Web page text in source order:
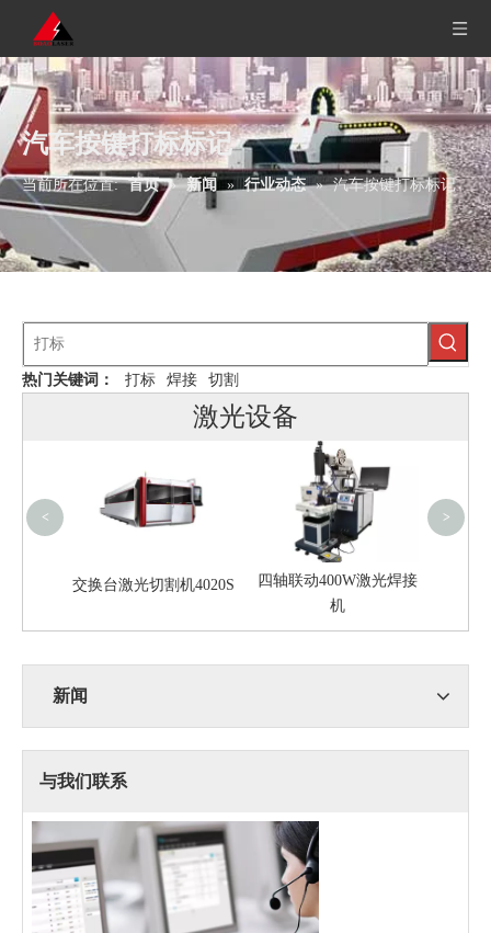
汽车按键打标标记
当前所在位置: 首页 » 新闻 » 行业动态 » 汽车按键打标标记
热门关键词： 打标 焊接 切割
激光设备
交换台激光切割机4020S
四轴联动400W激光焊接
机
< >
新闻
与我们联系